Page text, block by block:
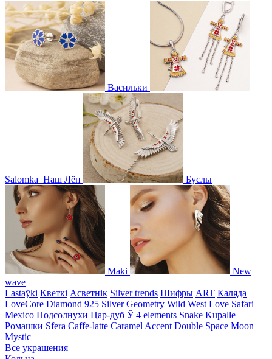
Васильки
Salomka Наш Лён Буслы
Maki
New
wave
Lastaўki Кветкі Асветнiк Silver trends Шифры ART Каляда
LoveCore Diamond 925 Silver Geometry Wild West Love Safari
Mexico Подсолнухи Цар-дуб Ў 4 elements Snake Kupalle
Ромашки Sfera Caffe-latte Caramel Accent Double Space Moon
Mystic
Все украшения